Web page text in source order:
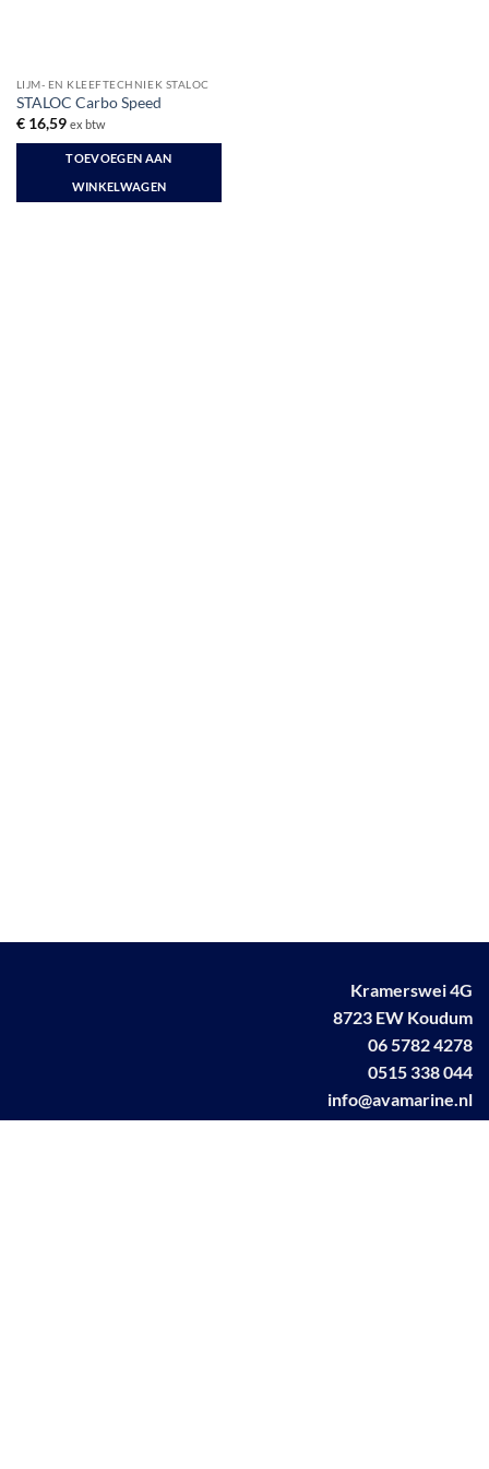
LIJM- EN KLEEFTECHNIEK STALOC
STALOC Carbo Speed
€16,59 ex btw
TOEVOEGEN AAN
WINKELWAGEN
Kramerswei 4G
8723 EW Koudum
06 5782 4278
0515 338 044
info@avamarine.nl